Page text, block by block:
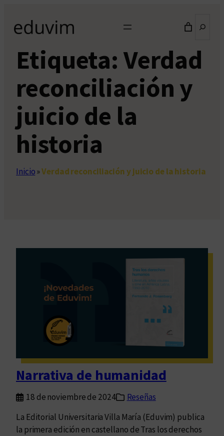
contenido
Etiqueta: Verdad
reconciliación y
juicio de la
historia
Inicio»Verdad reconciliación y juicio de la historia
Narrativa de humanidad
18 de noviembre de 2024
Reseñas
La Editorial Universitaria Villa María (Eduvim) publica
la primera edición en castellano de Tras los derechos